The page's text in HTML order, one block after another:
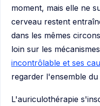
moment, mais elle ne
cerveau restent
dans les mêmes
loin sur les
incontrôlable et ses
regarder l'ensemble du
L'auriculothérapie